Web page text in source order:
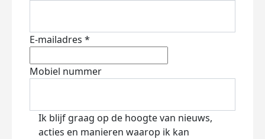
E-mailadres *
Mobiel nummer
Ik blijf graag op de hoogte van nieuws,
acties en manieren waarop ik kan